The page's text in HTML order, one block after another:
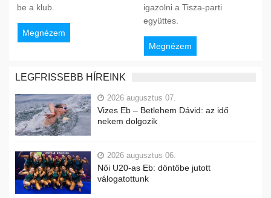
be a klub.
Megnézem
igazolni a Tisza-parti
együttes.
Megnézem
LEGFRISSEBB HÍREINK
2026 augusztus 07.
Vizes Eb – Betlehem Dávid: az idő
nekem dolgozik
2026 augusztus 06.
Női U20-as Eb: döntőbe jutott
válogatottunk